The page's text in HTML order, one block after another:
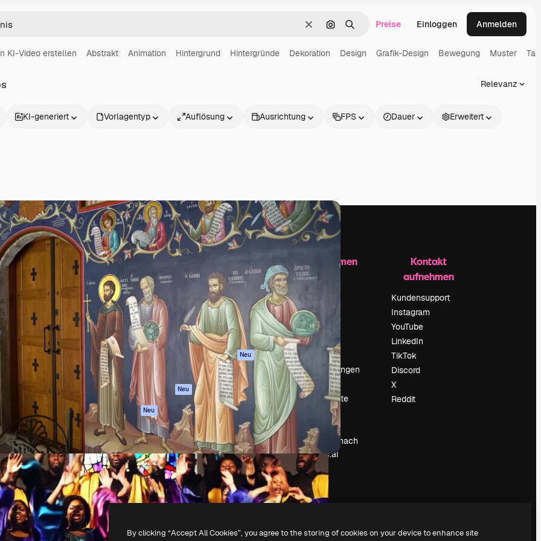
LöschenNach Bild suchen
SuchenPreise Einloggen Anmelden
KI-Video erstellen Abstrakt Animation Hintergrund Hintergründe Dekoration Design Grafik-Design Bewegung Muster
Relevanz
KI-generiert Vorlagentyp Auflösung Ausrichtung FPS Dauer Erweitert
um deine beste
Mehr als 1 Million
Kreativen, Unternehmen,
Produkte
Spaces
KI-Assistent
KI-Bildgenerator
KI-Videogenerator
KI-
Stimmengenerator
Stock-Inhalte
MCP für
Claude/ChatGPT
Neu
Agenten Neu
API
Mobile App
Alle Magnific-Tools
Academy
Dokumentation
Support
AGB
Datenschutzerklärung
Originale Neu
Cookie-Richtlinie
Vertrauenszentrum
Partner
Unternehmen
Unternehmen
Preise
Reviews
Karriere
Suchtrends
Blog
Veranstaltungen
Slidesgo
Deine Inhalte
verkaufen
Pressesaal
Suchst du nach
magnific.ai
Kontakt
aufnehmen
Kundensupport
Instagram
YouTube
LinkedIn
TikTok
Discord
X
Reddit
2026Freepik Company S.L.U.Alle Rechte vorbehalten.
By clicking “Accept All Cookies”, you agree to the storing of cookies on your device to enhance site